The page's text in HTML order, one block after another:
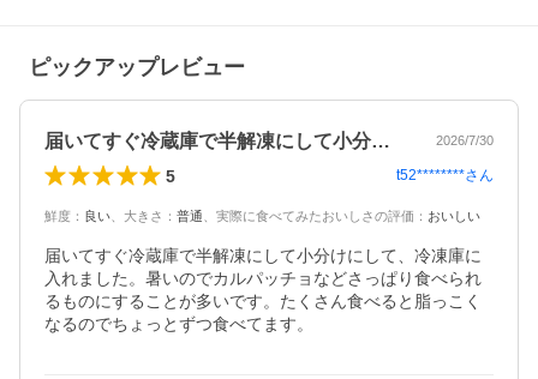
ピックアップレビュー
届いてすぐ冷蔵庫で半解凍にして小分けに… 2026/7/30
5 t52********さん
鮮度 ： 良い 大きさ ： 普通 実際に食べてみたおいしさの評価 ： おいしい
届いてすぐ冷蔵庫で半解凍にして小分けにして、冷凍庫に
入れました。暑いのでカルパッチョなどさっぱり食べられ
るものにすることが多いです。たくさん食べると脂っこく
なるのでちょっとずつ食べてます。